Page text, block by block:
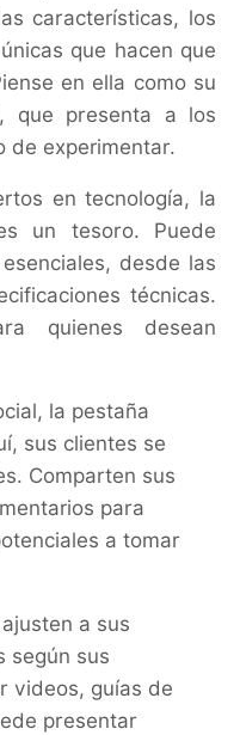
características, los
que hacen que
en ella como su
que presenta a los
de experimentar.
en tecnología, la
un tesoro. Puede
desde las
técnicas.
quienes desean
la pestaña
sus clientes se
Comparten sus
para
a tomar
a sus
según sus
videos, guías de
presentar